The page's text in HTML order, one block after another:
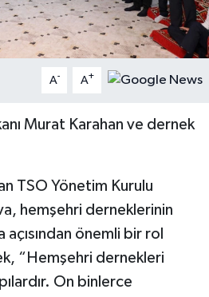
A- A+
Murat Karahan ve dernek
TSO Yönetim Kurulu
hemşehri derneklerinin
önemli bir rol
“Hemşehri dernekleri
On binlerce